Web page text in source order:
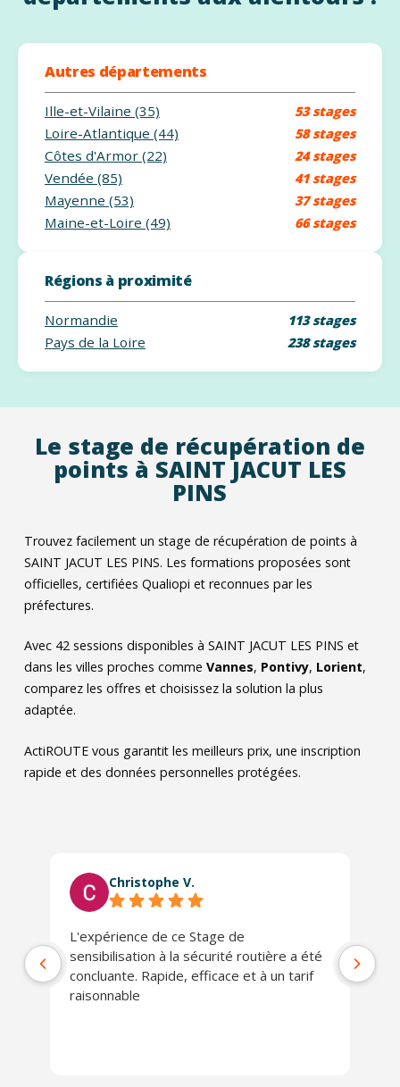
Autres départements
Ille-et-Vilaine (35) 53 stages
Loire-Atlantique (44) 58 stages
Côtes d'Armor (22) 24 stages
Vendée (85) 41 stages
Mayenne (53) 37 stages
Maine-et-Loire (49) 66 stages
Régions à proximité
Normandie 113 stages
Pays de la Loire 238 stages
Le stage de récupération de
points à SAINT JACUT LES
PINS
Trouvez facilement un stage de récupération de points à
SAINT JACUT LES PINS. Les formations proposées sont
officielles, certifiées Qualiopi et reconnues par les
préfectures.
Avec 42sessions disponibles à SAINT JACUT LES PINS et
dans les villes proches comme Vannes, Pontivy, Lorient,
comparez les offres et choisissez la solution la plus
adaptée.
ActiROUTE vous garantit les meilleurs prix, une inscription
rapide et des données personnelles protégées.
Christophe V.
L'expérience de ce Stage de
sensibilisation à la sécurité routière a été
concluante. Rapide, efficace et à un tarif
raisonnable